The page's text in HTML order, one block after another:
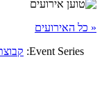
« כל האירועים
Event Series: